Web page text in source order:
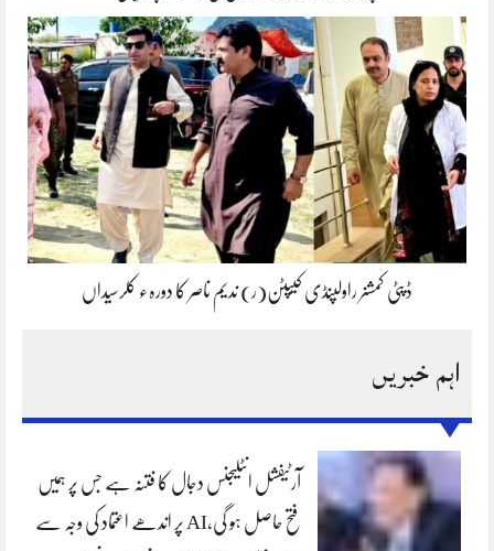
ڈپٹی کمشنر راولپنڈی کیپٹن(ر) ندیم ناصر کا دورہء کلرسیداں
اہم خبریں
آرٹیفشل انٹلیجنس دجال کا فتنہ ہے جس پر ہمیں
فتح حاصل ہو گی،AI پر اندھے اعتماد کی وجہ سے